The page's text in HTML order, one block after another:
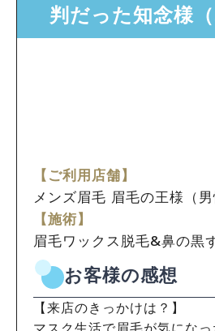
判だった知念様（
【ご利用店舗】
メンズ眉毛 眉毛の王様（男
【施術】
眉毛ワックス脱毛&鼻の黒
お客様の感想
【来店のきっかけは？】
マスク生活で眉毛が気にな